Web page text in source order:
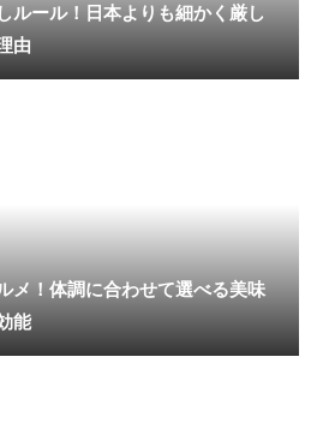
ルール！日本よりも細かく厳し
由
メ！体調に合わせて選べる美味
能